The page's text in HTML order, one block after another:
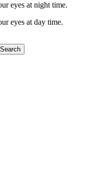
eyes at night time.
eyes at day time.
Search